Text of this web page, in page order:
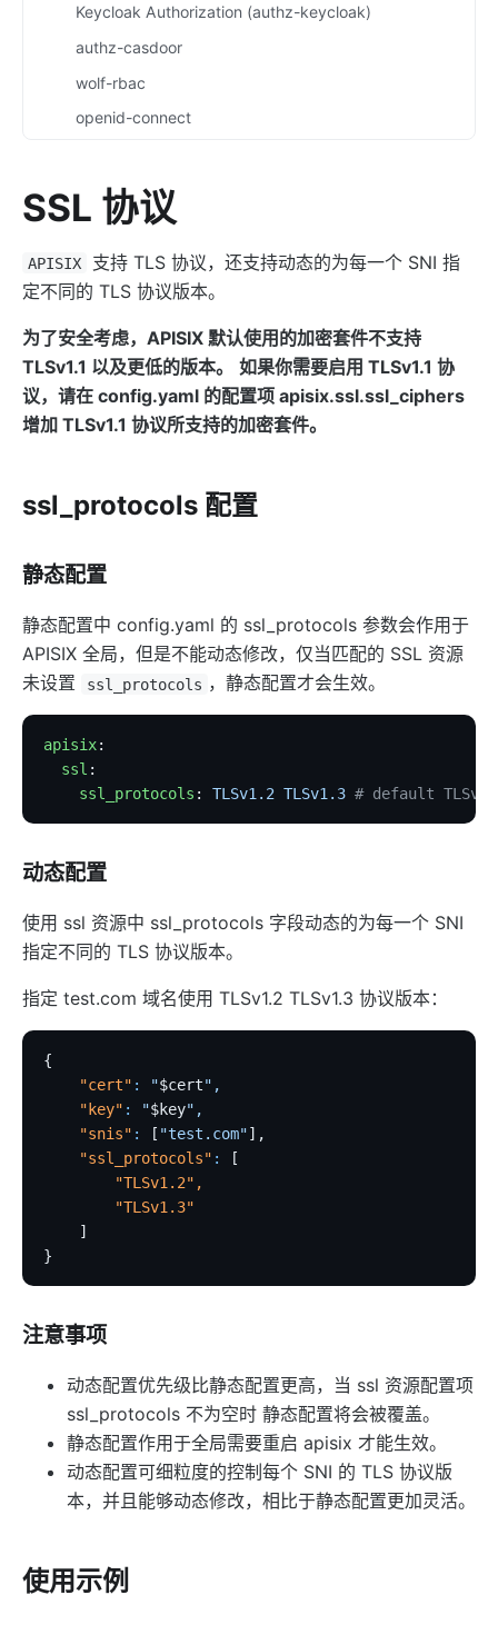
Keycloak Authorization (authz-keycloak)
authz-casdoor
wolf-rbac
openid-connect
dingtalk-auth
feishu-auth
hmac-auth
authz-casbin
ldap-auth
opa
forward-auth
multi-auth
Security
uri-blocker
ip-restriction
ua-restriction
referer-restriction
acl
csrf
public-api
GM
data-mask
limit-count
graphql-limit-count
proxy-cache
graphql-proxy-cache
request-validation
api-breaker
traffic-label
request-id
proxy-control
proxy-buffering
workflow
SSL 协议
APISIX
支持 TLS 协议，还支持动态的为每一个 SNI 指
定不同的 TLS 协议版本。
为了安全考虑，APISIX 默认使用的加密套件不支持
TLSv1.1 以及更低的版本。
如果你需要启用 TLSv1.1 协
议，请在 config.yaml 的配置项 apisix.ssl.ssl_ciphers
增加 TLSv1.1 协议所支持的加密套件。
ssl_protocols 配置
静态配置
静态配置中 config.yaml 的 ssl_protocols 参数会作用于
APISIX 全局，但是不能动态修改，仅当匹配的 SSL 资源
未设置
ssl_protocols ，静态配置才会生效。
apisix:
  ssl
:
    ssl_protocols
: TLSv1.2 TLSv1.3 # default
动态配置
使用 ssl 资源中 ssl_protocols 字段动态的为每一个 SNI
指定不同的 TLS 协议版本。
指定 test.com 域名使用 TLSv1.2 TLSv1.3 协议版本：
{
    "cert"
: "$cert",
    "key"
: "$key",
    "snis"
: [ "test.com"],
    "ssl_protocols"
:
[
        "TLSv1.2"
,
        "TLSv1.3"
    ]
}
注意事项
动态配置优先级比静态配置更高，当 ssl 资源配置项
ssl_protocols 不为空时 静态配置将会被覆盖。
静态配置作用于全局需要重启 apisix 才能生效。
动态配置可细粒度的控制每个 SNI 的 TLS 协议版
本，并且能够动态修改，相比于静态配置更加灵活。
使用示例